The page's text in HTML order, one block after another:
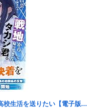
？」日本生活9年目で明か
33敗
ムッチムチボディのマン毛
る
が潜んでるとかマジかよ…
校生活を送りたい【電子版...